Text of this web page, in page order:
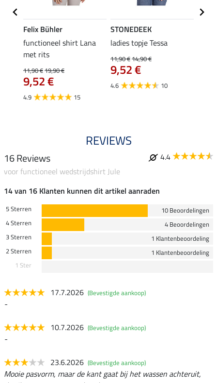
Felix Bühler
functioneel shirt Lana
met rits
11,90 €19,90 €
9,52 €
4.9 15
STONEDEEK
ladies topje Tessa
11,90 €14,90 €
9,52 €
4.6 10
REVIEWS
16 Reviews
4.4
voor functioneel wedstrijdshirt Jule
14 van 16 Klanten kunnen dit artikel aanraden
5 Sterren
10 Beoordelingen
4 Sterren
4 Beoordelingen
3 Sterren
1 Klantenbeoordeling
2 Sterren
1 Klantenbeoordeling
1 Ster
17.7.2026 (Bevestigde aankoop)
-
10.7.2026 (Bevestigde aankoop)
-
23.6.2026 (Bevestigde aankoop)
Mooie pasvorm, maar de kant gaat bij het wassen achteruit,